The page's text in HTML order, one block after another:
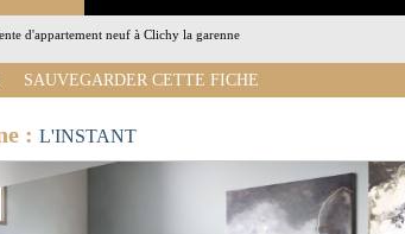
d'appartement neuf à Clichy la garenne
SAUVEGARDER CETTE FICHE
: L'INSTANT